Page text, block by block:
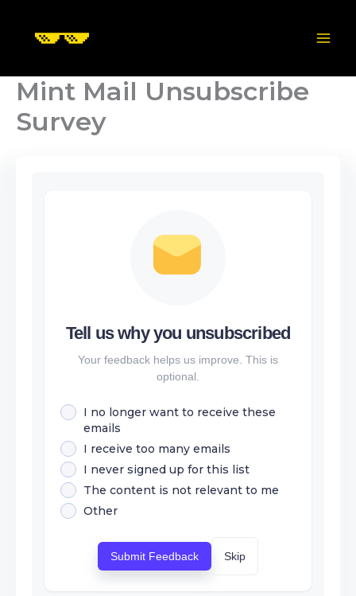
Mint Mail Unsubscribe
Survey
Tell us why you unsubscribed
Your feedback helps us improve. This is
optional.
I no longer want to receive these
emails
I receive too many emails
I never signed up for this list
The content is not relevant to me
Other
Submit Feedback Skip